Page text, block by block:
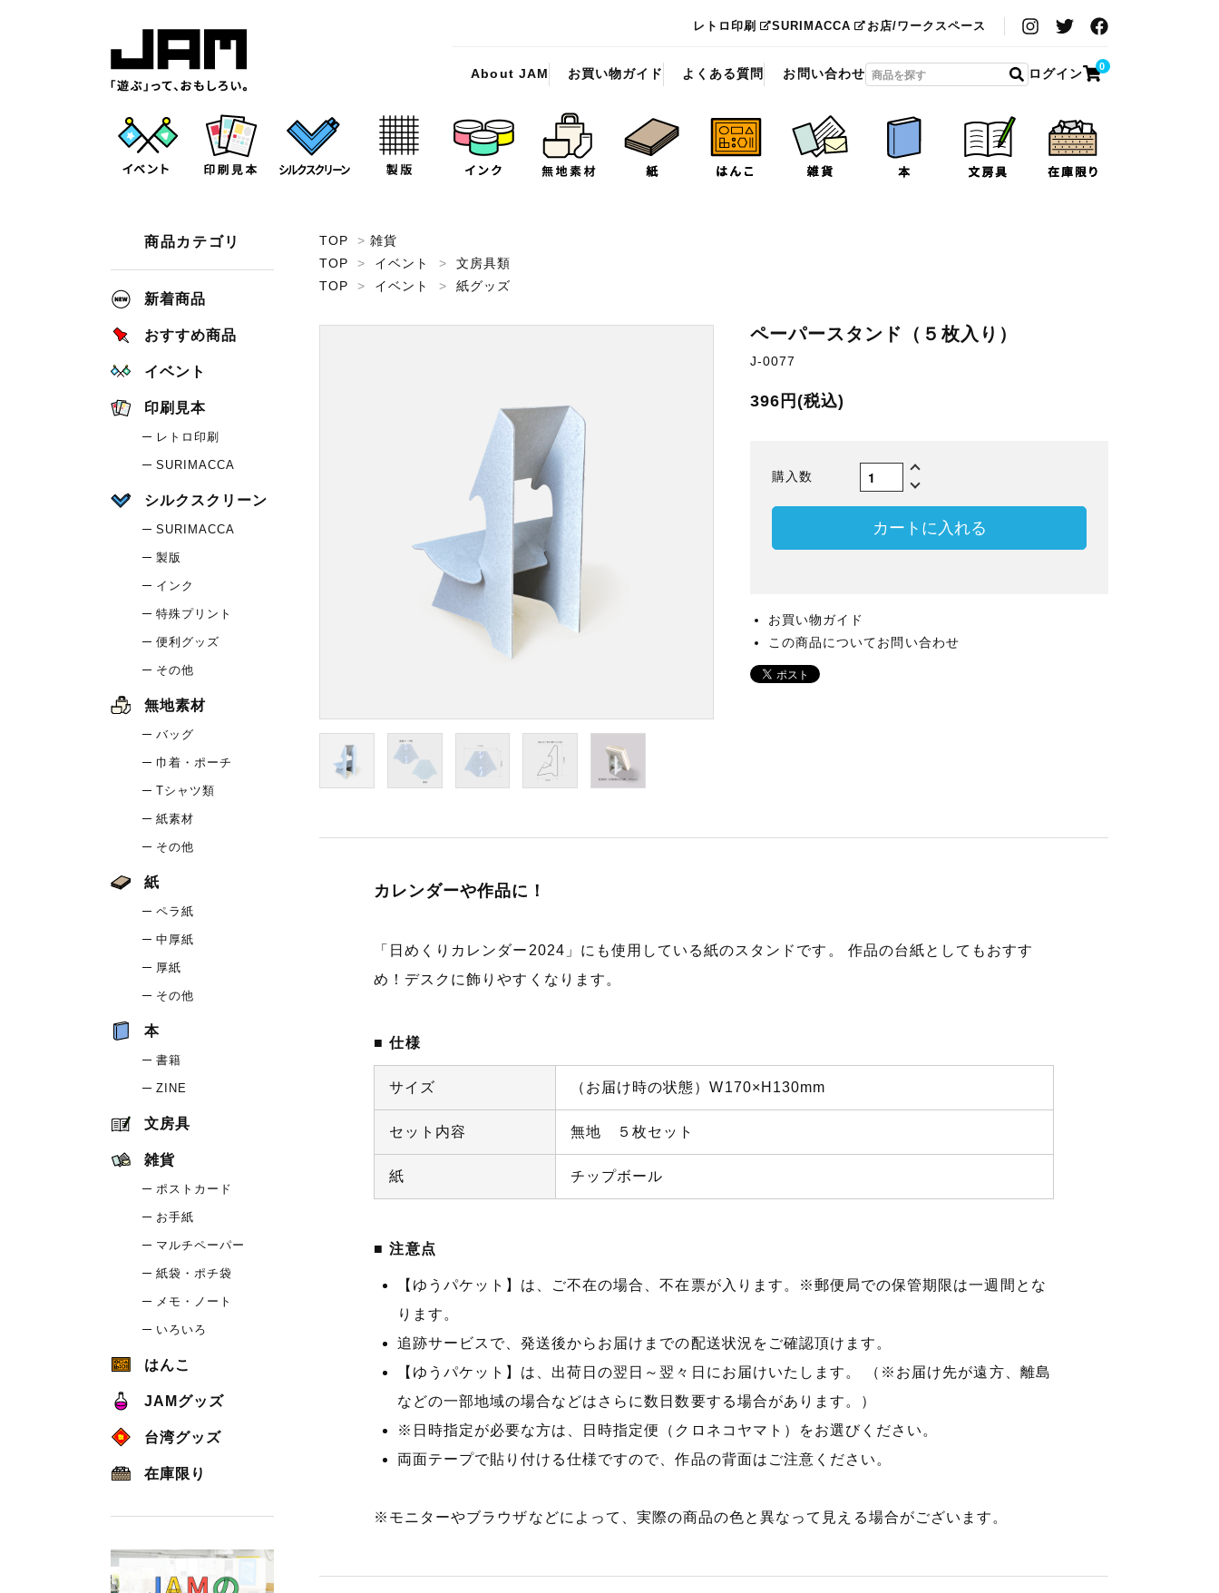
レトロ印刷 SURIMACCA お店/ワークスペース
About JAM お買い物ガイド よくある質問 お問い合わせ ログイン 0
TOP > 雑貨
TOP
> イベント >
文房具類
TOP
> イベント > 紙グッズ
ペーパースタンド（５枚入り）
J-0077
396円(税込)
購入数
カートに入れる
お買い物ガイド
この商品についてお問い合わせ
カレンダーや作品に！
「日めくりカレンダー2024」にも使用している紙のスタンドです。 作品の台紙としてもおすす
め！デスクに飾りやすくなります。
仕様
サイズ （お届け時の状態）W170×H130mm
セット内容 無地 ５枚セット
紙 チップボール
注意点
【ゆうパケット】は、ご不在の場合、不在票が入ります。※郵便局での保管期限は一週間とな
ります。
追跡サービスで、発送後からお届けまでの配送状況をご確認頂けます。
【ゆうパケット】は、出荷日の翌日～翌々日にお届けいたします。 （※お届け先が遠方、離島
などの一部地域の場合などはさらに数日数要する場合があります。）
※日時指定が必要な方は、日時指定便（クロネコヤマト）をお選びください。
両面テープで貼り付ける仕様ですので、作品の背面はご注意ください。
※モニターやブラウザなどによって、実際の商品の色と異なって見える場合がございます。
商品カテゴリ
新着商品
おすすめ商品
イベント
印刷見本
レトロ印刷
SURIMACCA
シルクスクリーン
SURIMACCA
製版
インク
特殊プリント
便利グッズ
その他
無地素材
バッグ
巾着・ポーチ
Tシャツ類
紙素材
その他
紙
ペラ紙
中厚紙
厚紙
その他
本
書籍
ZINE
文房具
雑貨
ポストカード
お手紙
マルチペーパー
紙袋・ポチ袋
メモ・ノート
いろいろ
はんこ
JAMグッズ
台湾グッズ
在庫限り